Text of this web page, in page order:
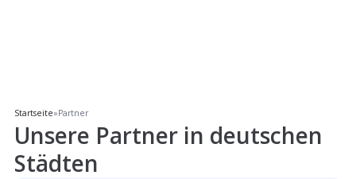
Startseite»Partner
Unsere Partner in deutschen
Städten